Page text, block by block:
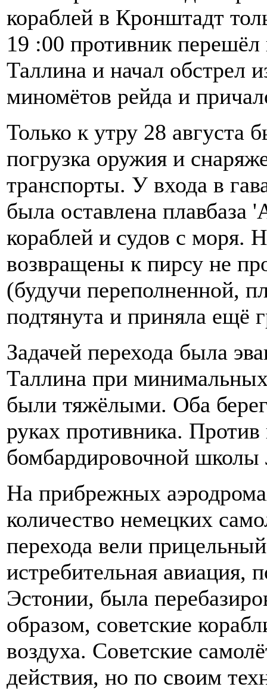
кораблей в Кронштадт
19 :00 противник
Таллина и начал обстрел
миномётов рейда и
Только к утру 28 августа
погрузка оружия и
транспорты. У входа в
была оставлена плавбаза
кораблей и судов с моря.
возвращены к пирсу не
(будучи переполненной,
подтянута и приняла ещё
Задачей перехода была
Таллина при
были тяжёлыми. Оба
руках противника.
бомбардировочной
На прибрежных
количество немецких
перехода вели
истребительная авиация,
Эстонии, была
образом, советские
воздуха. Советские
действия, но по своим